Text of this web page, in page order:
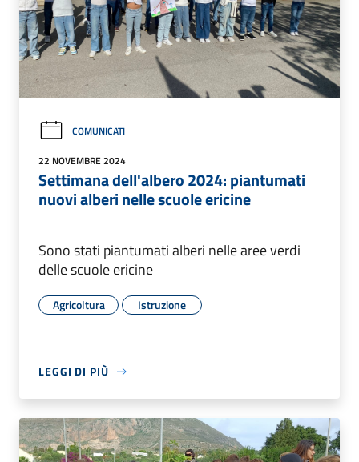
COMUNICATI
22 NOVEMBRE 2024
Settimana dell'albero 2024: piantumati
nuovi alberi nelle scuole ericine
Sono stati piantumati alberi nelle aree verdi
delle scuole ericine
Agricoltura Istruzione
LEGGI DI PIÙ